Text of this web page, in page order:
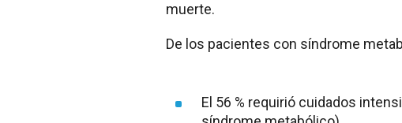
muerte.
De los pacientes con síndrome
El 56 % requirió cuidados